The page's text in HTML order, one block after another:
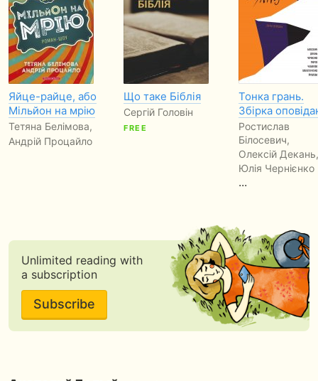
Яйце-райце, або
Мільйон на мрію
Тетяна Белімова,
Андрій Процайло
Що таке Біблія
Сергій Головін
FREE
Тонка грань.
Збірка
Ростислав
Білосевич,
Олексій Декань,
Юлія Чернієнко
...
Unlimited reading with
a subscription
Subscribe